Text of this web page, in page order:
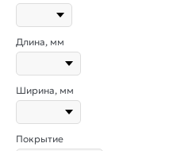
Длина, мм
Ширина, мм
Покрытие